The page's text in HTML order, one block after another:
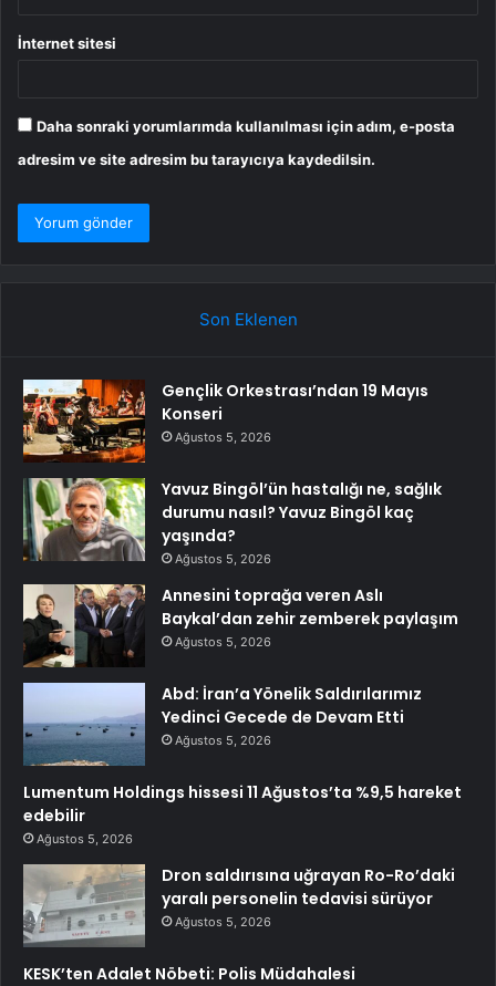
İnternet sitesi
Daha sonraki yorumlarımda kullanılması için adım, e-posta
adresim ve site adresim bu tarayıcıya kaydedilsin.
Son Eklenen
Gençlik Orkestrası’ndan 19 Mayıs
Konseri
Ağustos 5, 2026
Yavuz Bingöl’ün hastalığı ne, sağlık
durumu nasıl? Yavuz Bingöl kaç
yaşında?
Ağustos 5, 2026
Annesini toprağa veren Aslı
Baykal’dan zehir zemberek paylaşım
Ağustos 5, 2026
Abd: İran’a Yönelik Saldırılarımız
Yedinci Gecede de Devam Etti
Ağustos 5, 2026
Lumentum Holdings hissesi 11 Ağustos’ta %9,5 hareket
edebilir
Ağustos 5, 2026
Dron saldırısına uğrayan Ro-Ro’daki
yaralı personelin tedavisi sürüyor
Ağustos 5, 2026
KESK’ten Adalet Nöbeti: Polis Müdahalesi